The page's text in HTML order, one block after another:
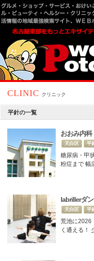
CLINIC クリニック
平針の一覧
おおみ内科
天白区 平
糖尿病・甲
粉症まで 幅
labrillerダ
天白区 平
荒池に2026
く通える！